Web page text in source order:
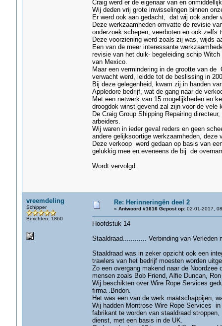
Craig werd er de eigenaar van en
Wij deden vrij grote inwisselingen binnen
Er werd ook aan gedacht, dat wij ook ander
Deze werkzaamheden omvatte de revisie
onderzoek schepen, veerboten en ook zelfs
Deze voorziening werd zoals zij was, wijds
Een van de meer interessante
revisie van het duik- begeleiding schip
van Mexico.
Maar een vermindering in de grootte van
verwacht werd, leidde tot de beslissing in
Bij deze gelegenheid, kwam zij in handen
Appledore bedrijf, wat de gang naar de
Met een netwerk van 15 mogelijkheden en
droogdok winst gevend zal zijn voor de vele
De Craig Group Shipping Repairing
arbeiders.
Wij waren in ieder geval reders en geen
andere gelijksoortige werkzaamheden, deze
Deze verkoop werd gedaan op basis van
gelukkig mee en eveneens de bij de
Wordt vervolgd
vreemdeling
Schipper
Berichten: 1860
Re: Herinneringën deel 2
« Antwoord #1616 Gepost op:02-01-2017,
Hoofdstuk 14
Staaldraad............ Verbinding van Verleden
Staaldraad was in zeker opzicht ook een
trawlers van het bedrijf moesten worden
Zo een overgang makend naar de
mensen zoals Bob Friend, Alfie Duncan,
Wij beschikten over Wire Rope Services
firma .Bridon.
Het was een van de werk maatschappijen,
Wij hadden Montrose Wire Rope Services
fabrikant te worden van staaldraad
dienst, met een basis in de UK.